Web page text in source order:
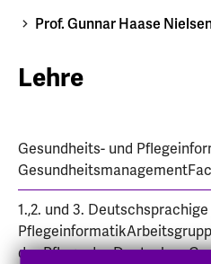
Prof. Gunnar Haase
Lehre
Gesundheits- und
1.,2. und 3.
der Pflege der Deutschen